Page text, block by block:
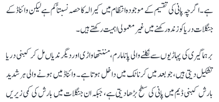
ہے۔ اگرچہ پانی کی تقسیم کے موجودہ انتظام میں کیرالہ کا حصہ نسبتاً کم ہے لیکن وائناڈ کے
جنگلات دریا کو زندہ رکھنے میں غیر معمولی اہمیت رکھتے ہیں۔
برہماگیری کی پہاڑیوں سے نکلنے والی پانامارم، مننتھاواڑی اور دیگر ندیاں مل کر کبنی دریا
تشکیل دیتی ہیں، جو بعد میں کرناٹک میں داخل ہوتا ہے۔ وائناڈ میں ہونے والی ہر شدید
بارش کبنی ڈیم میں پانی کی سطح بڑھا دیتی ہے، جبکہ ان جنگلات میں بارش کی کمی زیریں